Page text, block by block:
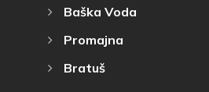
Baška Voda
Promajna
Bratuš